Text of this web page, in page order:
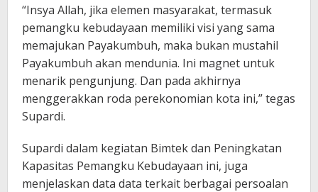
“Insya Allah, jika elemen masyarakat, termasuk
pemangku kebudayaan memiliki visi yang sama
memajukan Payakumbuh, maka bukan mustahil
Payakumbuh akan mendunia. Ini magnet untuk
menarik pengunjung. Dan pada akhirnya
menggerakkan roda perekonomian kota ini,” tegas
Supardi.
Supardi dalam kegiatan Bimtek dan Peningkatan
Kapasitas Pemangku Kebudayaan ini, juga
menjelaskan data data terkait berbagai persoalan